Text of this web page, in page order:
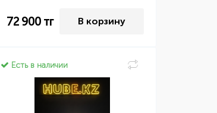
72 900 тг В корзину
Есть в наличии